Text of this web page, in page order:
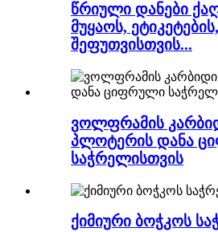
წრიული დანები
მუყაოს, ეტიკეტების,
შეფუთვისთვის...
ვოლფრამის
პლოტერის დანა
საჭრელისთვის
ქიმიური ბოჭკოს